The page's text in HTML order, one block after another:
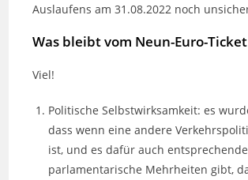
Auslaufens am 31.08.2022 noch
Was bleibt vom Neun-Euro-Ticket
Viel!
Politische Selbstwirksamkeit: es
dass wenn eine andere
ist, und es dafür auch entsprechende
parlamentarische Mehrheiten gibt,